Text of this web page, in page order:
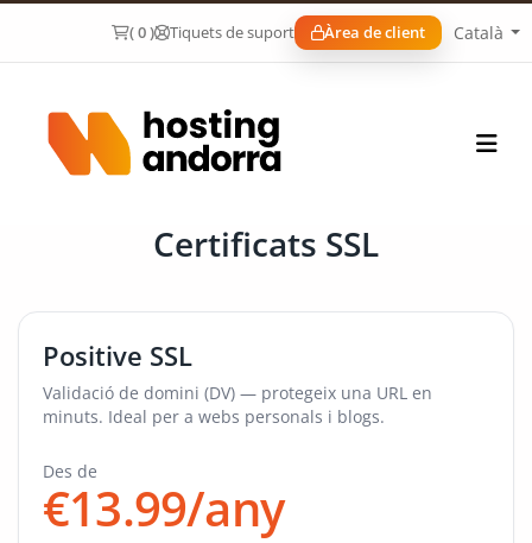
( 0 ) Tiquets de suport Àrea de client Català
Certificats SSL
Positive SSL
Validació de domini (DV) — protegeix una URL en
minuts. Ideal per a webs personals i blogs.
Des de
€13.99/any